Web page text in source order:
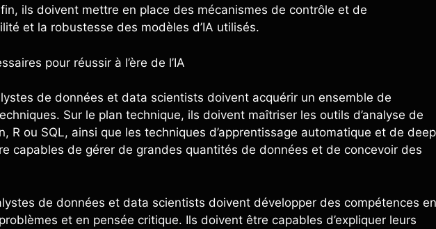
ils doivent mettre en place des mécanismes de contrôle et de
et la robustesse des modèles d’IA utilisés.
pour réussir à l’ère de l’IA
de données et data scientists doivent acquérir un ensemble de
Sur le plan technique, ils doivent maîtriser les outils d’analyse de
R ou SQL, ainsi que les techniques d’apprentissage automatique et de deep
capables de gérer de grandes quantités de données et de concevoir des
de données et data scientists doivent développer des compétences en
et en pensée critique. Ils doivent être capables d’expliquer leurs